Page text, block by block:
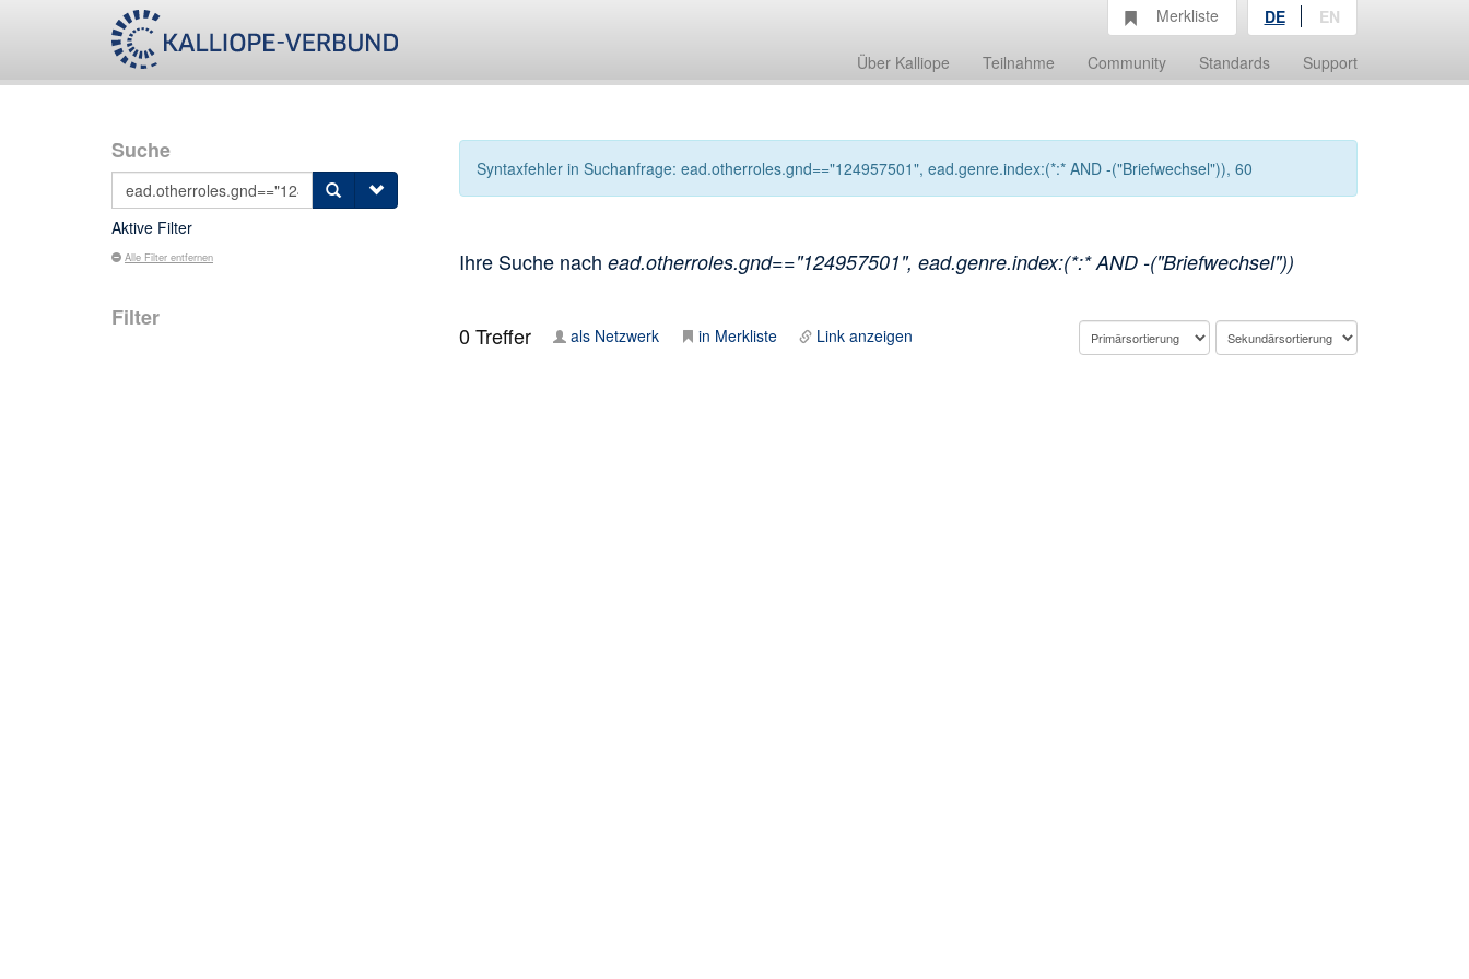
Über Kalliope Teilnahme Community Standards Support
Merkliste DE EN
Suche
Aktive Filter
Alle Filter entfernen
Filter
Syntaxfehler in Suchanfrage: ead.otherroles.gnd=="124957501", ead.genre.index:(*:* AND -("Briefwechsel")), 60
Ihre Suche nach ead.otherroles.gnd=="124957501", ead.genre.index:(*:* AND -("Briefwechsel"))
0Treffer als Netzwerk in Merkliste Link anzeigen